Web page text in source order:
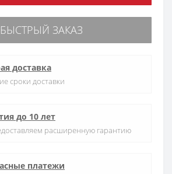
БЫСТРЫЙ ЗАКАЗ
доставка
сроки доставки
до 10 лет
расширенную гарантию
платежи